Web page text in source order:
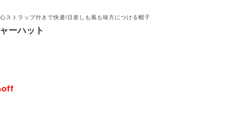
ストラップ付きで快適!日差しも風も味方につける帽子
ーハット